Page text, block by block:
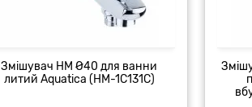
Змішувач HM Ø40 для ванни
литий Aquatica (HM-1C131C)